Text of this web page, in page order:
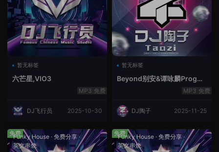
暂无标签
六芒星,VIO3
免费
DJ飞行员 2025-10-30
暂无标签
Beyond别安&谭咏麟ProgHo
免费
DJ陶子 2025-11-25
Funky House · 免费分享·
英文串烧
免费 Funky House · 免费分享·
英文串烧
免费